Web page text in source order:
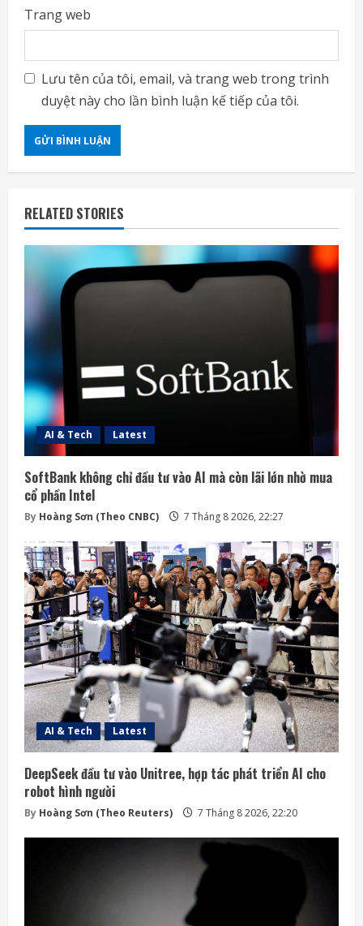
Trang web
Lưu tên của tôi, email, và trang web trong trình
duyệt này cho lần bình luận kế tiếp của tôi.
RELATED STORIES
AI & Tech Latest
SoftBank không chỉ đầu tư vào AI mà còn lãi lớn nhờ mua
cổ phần Intel
By Hoàng Sơn (Theo CNBC) 7 Tháng 8 2026, 22:27
AI & Tech Latest
DeepSeek đầu tư vào Unitree, hợp tác phát triển AI cho
robot hình người
By Hoàng Sơn (Theo Reuters) 7 Tháng 8 2026, 22:20